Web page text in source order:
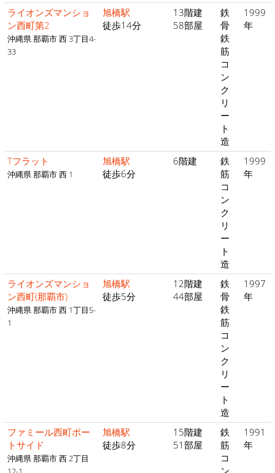
ライオンズマンショ
ン西町第2
沖縄県 那覇市 西 3丁目4-
33
旭橋駅
徒歩14分
13階建
58部屋
鉄
骨
鉄
筋
コ
ン
ク
リ
ー
ト
造
1999
年
Tフラット
沖縄県 那覇市 西 1
旭橋駅
徒歩6分
6階建
鉄
筋
コ
ン
ク
リ
ー
ト
造
1999
年
ライオンズマンショ
ン西町(那覇市)
沖縄県 那覇市 西 1丁目5-
1
旭橋駅
徒歩5分
12階建
44部屋
鉄
骨
鉄
筋
コ
ン
ク
リ
ー
ト
造
1997
年
ファミール西町ポー
トサイド
沖縄県 那覇市 西 2丁目
旭橋駅
徒歩8分
15階建
51部屋
鉄
筋
コ
1991
年